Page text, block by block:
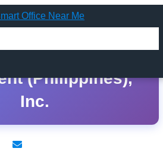
Information
(Philippines),
Inc.
ShareShare